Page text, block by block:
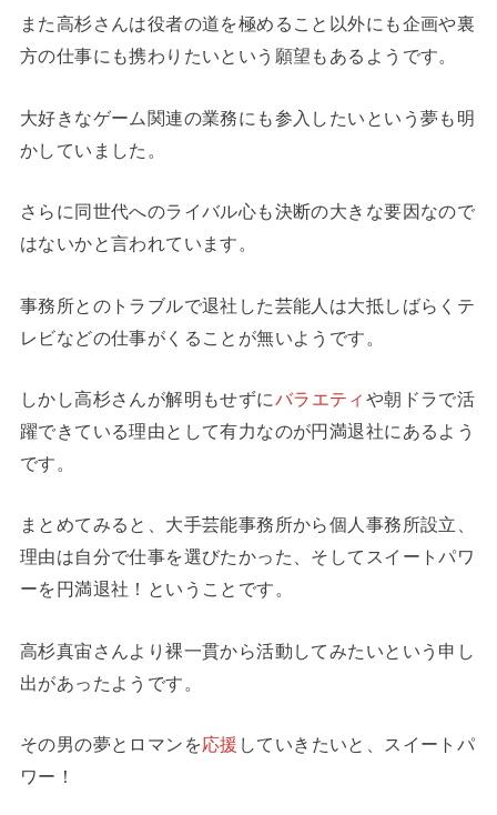
また高杉さんは役者の道を極めること以外にも企画や裏
方の仕事にも携わりたいという願望もあるようです。
大好きなゲーム関連の業務にも参入したいという夢も明
かしていました。
さらに同世代へのライバル心も決断の大きな要因なので
はないかと言われています。
事務所とのトラブルで退社した芸能人は大抵しばらくテ
レビなどの仕事がくることが無いようです。
しかし高杉さんが解明もせずにバラエティ や朝ドラで活
躍できている理由として有力なのが円満退社にあるよう
です。
まとめてみると、大手芸能事務所から個人事務所設立、
理由は自分で仕事を選びたかった、そしてスイートパワ
ーを円満退社！ということです。
高杉真宙さんより裸一貫から活動してみたいという申し
出があったようです。
その男の夢とロマンを応援 していきたいと、スイートパ
ワー！